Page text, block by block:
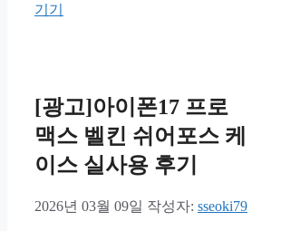
기기
[광고]아이폰17 프로
맥스 벨킨 쉬어포스 케
이스 실사용 후기
2026년 03월 09일 작성자: sseoki79